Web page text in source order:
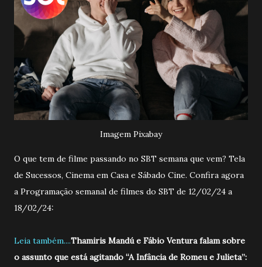
Imagem Pixabay
O que tem de filme passando no SBT semana que vem? Tela
de Sucessos, Cinema em Casa e Sábado Cine. Confira agora
a Programação semanal de filmes do SBT de 12/02/24 a
18/02/24:
Leia também....Thamiris Mandú e Fábio Ventura falam sobre
o assunto que está agitando “A Infância de Romeu e Julieta”: